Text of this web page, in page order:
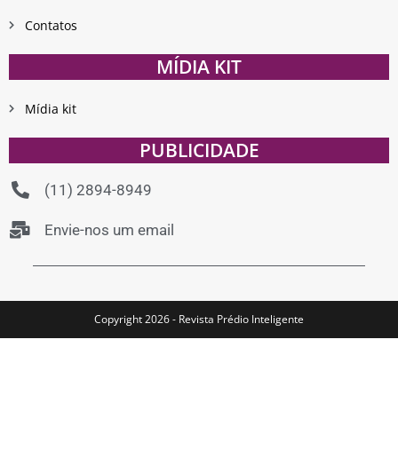
Contatos
MÍDIA KIT
Mídia kit
PUBLICIDADE
(11) 2894-8949
Envie-nos um email
Copyright 2026 - Revista Prédio Inteligente